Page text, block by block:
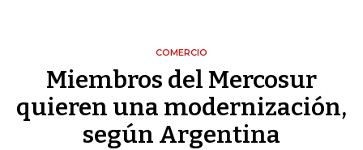
COMERCIO
Miembros del Mercosur
quieren una modernización,
según Argentina